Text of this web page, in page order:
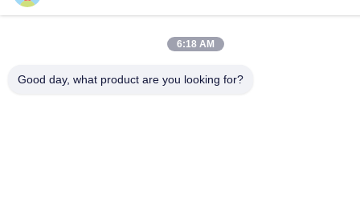
6:18 AM
Good day, what product are you looking for?